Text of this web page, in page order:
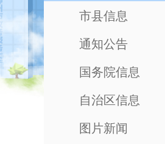
市县信息
通知公告
国务院信息
自治区信息
图片新闻